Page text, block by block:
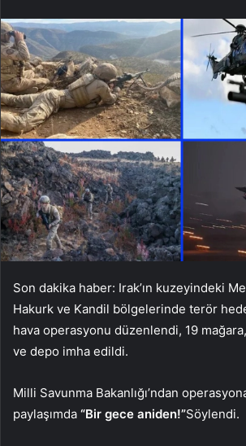
Son dakika haber: Irak’ın kuzeyindeki
Hakurk ve Kandil bölgelerinde terör
hava operasyonu düzenlendi, 19 mağara,
ve depo imha edildi.
Milli Savunma Bakanlığı’ndan
paylaşımda “Bir gece aniden!”Söylendi.